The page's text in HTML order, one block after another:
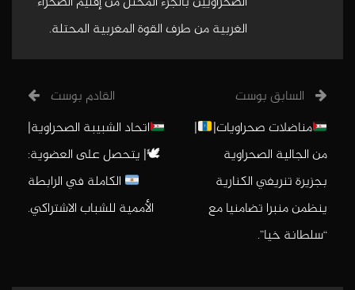
الغربية من طرف القوة المغربية المحتلة.
السابق بوست
مناضلات صحراويات|
|
من الجالية الصحراوية
بجزيرة تنريفي الكنارية
ينظمن منبرا تضامنيا مع
“سلطانة خيا”.
القادم بوست
اتحاد الشبيبة الصحراوية|
🕊| يتحصل على العضوية:
الكاملة في الرابطة
الأممية للشباب الاشتراكي.